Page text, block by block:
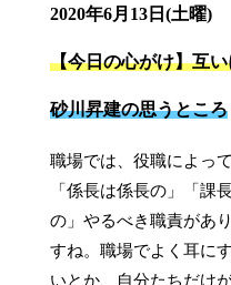
2020年6月13日(土曜)
【今日の心がけ】互
砂川昇建の思うところ
職場では、役職によっ
「係長は係長の」「課
の」やるべき職責があ
すね。職場でよく耳に
いとか、自分たちだけ